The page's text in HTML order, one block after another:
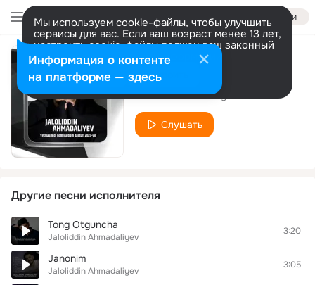
Войти
Мы используем cookie-файлы, чтобы улучшить
сервисы для вас. Если ваш возраст менее 13 лет,
настроить cookie-файлы должен ваш законный
представитель. Больше информации
Разрешить все Настроить
Ona nolasi
Jaloliddin Ahmadaliyev
Слушать
Другие песни исполнителя
Tong Otguncha
Jaloliddin Ahmadaliyev
3:20
Janonim
Jaloliddin Ahmadaliyev
3:05
Информация о контенте
на платформе — здесь